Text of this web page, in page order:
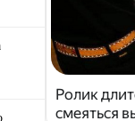
Ролик
смеяться